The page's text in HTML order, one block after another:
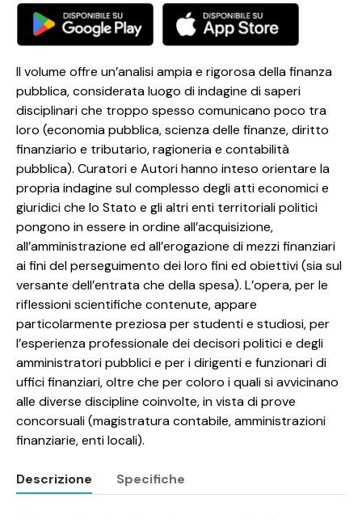
Il volume offre un’analisi ampia e rigorosa della finanza
pubblica, considerata luogo di indagine di saperi
disciplinari che troppo spesso comunicano poco tra
loro (economia pubblica, scienza delle finanze, diritto
finanziario e tributario, ragioneria e contabilità
pubblica). Curatori e Autori hanno inteso orientare la
propria indagine sul complesso degli atti economici e
giuridici che lo Stato e gli altri enti territoriali politici
pongono in essere in ordine all’acquisizione,
all’amministrazione ed all’erogazione di mezzi finanziari
ai fini del perseguimento dei loro fini ed obiettivi (sia sul
versante dell’entrata che della spesa). L’opera, per le
riflessioni scientifiche contenute, appare
particolarmente preziosa per studenti e studiosi, per
l’esperienza professionale dei decisori politici e degli
amministratori pubblici e per i dirigenti e funzionari di
uffici finanziari, oltre che per coloro i quali si avvicinano
alle diverse discipline coinvolte, in vista di prove
concorsuali (magistratura contabile, amministrazioni
finanziarie, enti locali).
Descrizione Specifiche